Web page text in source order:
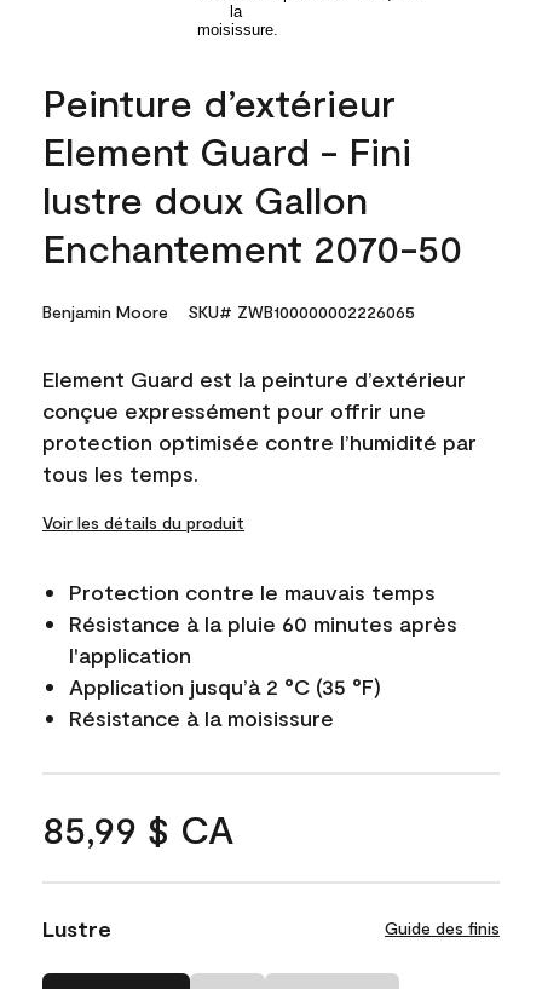
Peinture d’extérieur
Element Guard - Fini
lustre doux Gallon
Enchantement 2070-50
Benjamin Moore SKU# ZWB100000002226065
Element Guard est la peinture d’extérieur
conçue expressément pour offrir une
protection optimisée contre l’humidité par
tous les temps.
Voir les détails du produit
Protection contre le mauvais temps
Résistance à la pluie 60 minutes après
l'application
Application jusqu’à 2 °C (35 °F)
Résistance à la moisissure
85,99 $ CA
Lustre Guide des finis